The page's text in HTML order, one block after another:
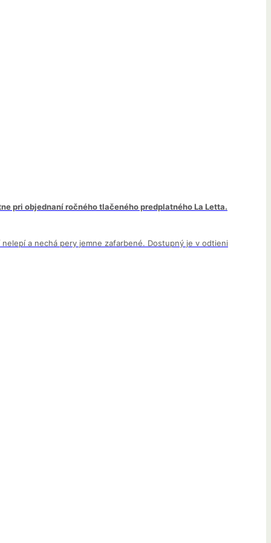
pri objednaní ročného tlačeného predplatného La Letta.
a nechá pery jemne zafarbené. Dostupný je v odtieni